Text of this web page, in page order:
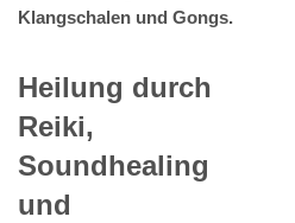
Klangschalen und Gongs.
Heilung durch
Reiki,
Soundhealing
und